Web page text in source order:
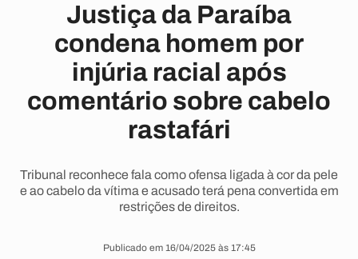
Justiça da Paraíba
condena homem por
injúria racial após
comentário sobre cabelo
rastafári
Tribunal reconhece fala como ofensa ligada à cor da pele
e ao cabelo da vítima e acusado terá pena convertida em
restrições de direitos.
Publicado em 16/04/2025 às 17:45